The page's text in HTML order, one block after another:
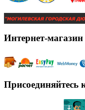
Интернет-
Присоединяйтесь